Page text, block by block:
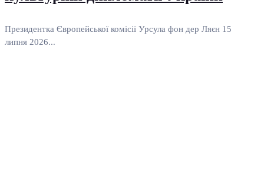
Президентка Європейської комісії Урсула фон дер Ляєн 15
липня 2026...